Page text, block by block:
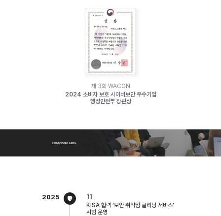
제 3회 WACON
2024 소비자 보호 사이버보안 우수기업
행정안전부 장관상
2025 11
KISA 협력 ‘보안 취약점 클리닝 서비스’
시범 운영